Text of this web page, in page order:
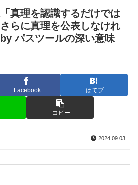
真理を認識するだけでは
らに真理を公表しなけれ
パスツールの深い意味
Facebook はてブ
コピー
2024.09.03